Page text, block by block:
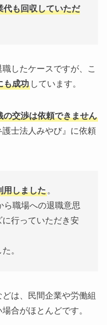
代も回収していただ
したケースですが、こ
も成功しています。
交渉は依頼できません
士法人みやび』に依頼
用しました。
ら職場への退職意思
行っていただき安
。
は、民間企業や労働組
合がほとんどです。